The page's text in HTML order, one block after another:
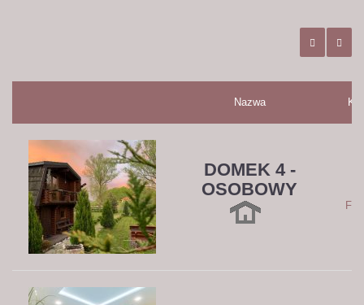
Nazwa
DOMEK 4 -
OSOBOWY